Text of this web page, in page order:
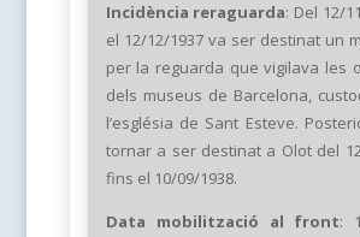
Incidència reraguarda: Del 12/
el 12/12/1937 va ser destinat un
per la reguarda que vigilava les
dels museus de Barcelona,
l’església de Sant Esteve.
tornar a ser destinat a Olot del
fins el 10/09/1938.
Data mobilització
al front: